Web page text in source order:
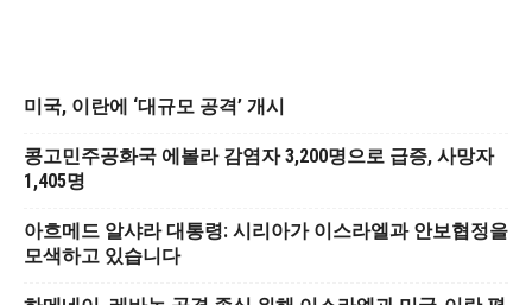
미국, 이란에 ‘대규모 공격’ 개시
콩고민주공화국 에볼라 감염자 3,200명으로 급증, 사망자
1,405명
아흐메드 알샤라 대통령: 시리아가 이스라엘과 안보협정을
모색하고 있습니다